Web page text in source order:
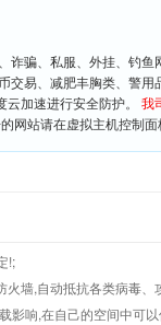
诈骗、私服、外挂、钓
交易、减肥丰胸类、警
加速进行安全防护。 我
网站请在虚拟主机控制
!;
火墙,自动抵抗各类病毒、
影响,在自己的空间中可